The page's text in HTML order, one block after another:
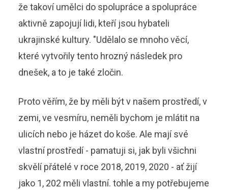
že takoví umělci do spolupráce a spolupráce
aktivně zapojují lidi, kteří jsou hybateli
ukrajinské kultury. "Udělalo se mnoho věcí,
které vytvořily tento hrozný následek pro
dnešek, a to je také zločin.
Proto věřím, že by měli být v našem prostředí, v
zemi, ve vesmíru, neměli bychom je mlátit na
ulicích nebo je házet do koše. Ale mají své
vlastní prostředí - pamatuji si, jak byli všichni
skvělí přátelé v roce 2018, 2019, 2020 - ať žijí
jako 1, 202 měli vlastní. tohle a my potřebujeme